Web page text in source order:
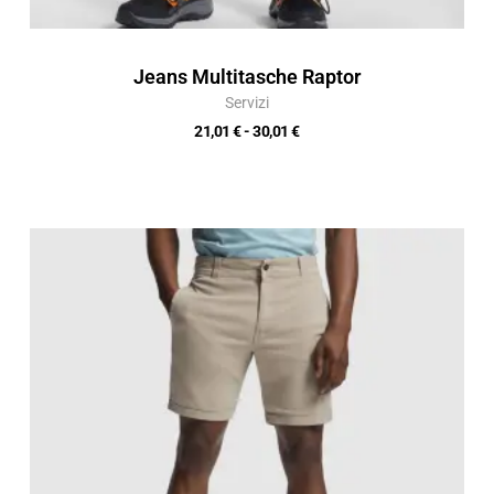
Jeans Multitasche Raptor
Servizi
21,01€- 30,01€
Fascia
di
prezzo:
10,35 €
14,78 €